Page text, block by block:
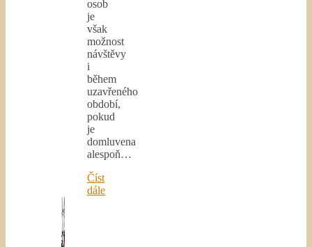
osob
je
však
možnost
návštěvy
i
během
uzavřeného
období,
pokud
je
domluvena
alespoň…
Číst
dále